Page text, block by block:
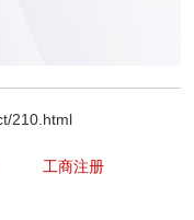
210.html
工商注册